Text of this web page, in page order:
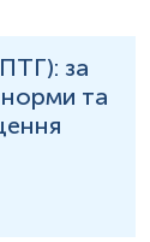
за
норми та